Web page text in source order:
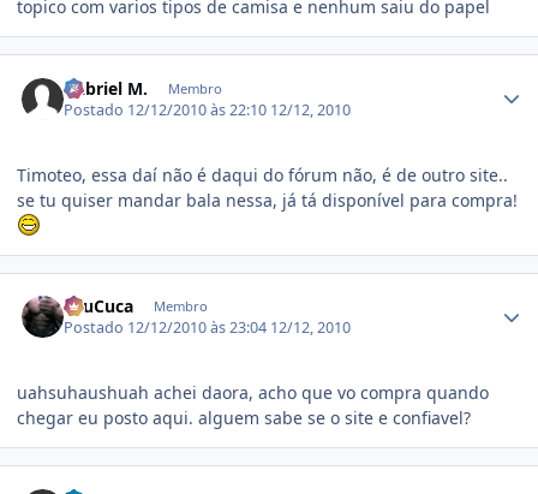
topico com varios tipos de camisa e nenhum saiu do papel
Gabriel M. Membro
Postado 12/12/2010 às 22:10 12/12, 2010
Timoteo, essa daí não é daqui do fórum não, é de outro site..
se tu quiser mandar bala nessa, já tá disponível para compra!
SeuCuca Membro
Postado 12/12/2010 às 23:04 12/12, 2010
uahsuhaushuah achei daora, acho que vo compra quando
chegar eu posto aqui. alguem sabe se o site e confiavel?